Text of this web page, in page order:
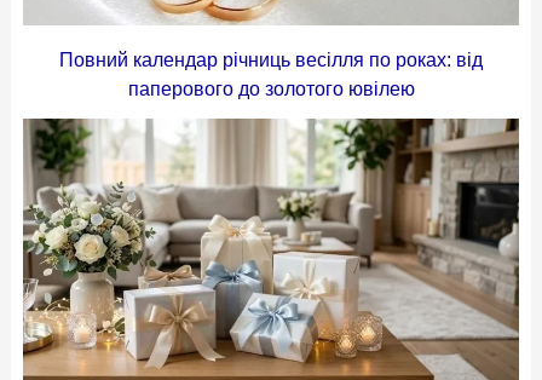
Повний календар річниць весілля по роках: від
паперового до золотого ювілею